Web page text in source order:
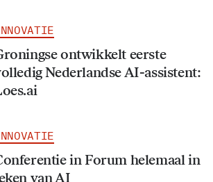
ontwikkelt eerste
Nederlandse AI-assistent:
in Forum helemaal in
van AI